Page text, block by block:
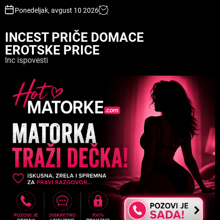
Ponedeljak, avgust 10 2026
INCEST PRIČE DOMACE
EROTSKE PRICE
Inc ispovesti